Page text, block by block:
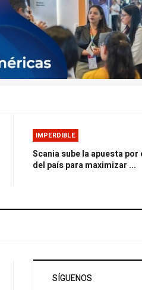
IMPERDIBLE
Scania sube la apuesta
del país para maximizar ...
SÍGUENOS